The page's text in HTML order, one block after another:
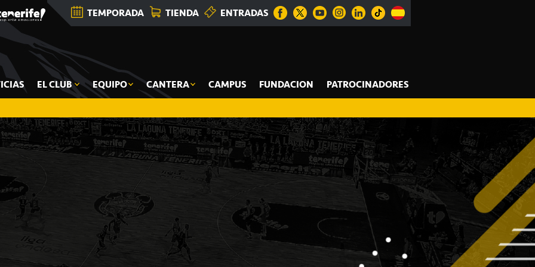
TEMPORADA TIENDA ENTRADAS
EL CLUB EQUIPO CANTERA CAMPUS FUNDACION PATROCINADORES